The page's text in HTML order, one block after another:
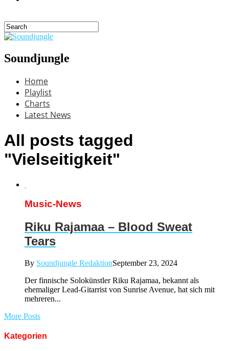
Soundjungle
Home
Playlist
Charts
Latest News
All posts tagged
"Vielseitigkeit"
Music-News
Riku Rajamaa – Blood Sweat
Tears
By Soundjungle RedaktionSeptember 23, 2024
Der finnische Solokünstler Riku Rajamaa, bekannt als
ehemaliger Lead-Gitarrist von Sunrise Avenue, hat sich mit
mehreren...
More Posts
Kategorien